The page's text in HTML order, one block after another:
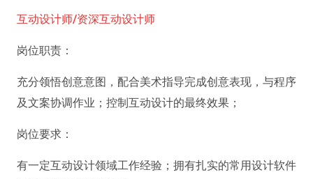
互动设计师/资深互动设计师
岗位职责：
充分领悟创意意图，配合美术指导完成创意表现，与程序
及文案协调作业；控制互动设计的最终效果；
岗位要求：
有一定互动设计领域工作经验；拥有扎实的常用设计软件